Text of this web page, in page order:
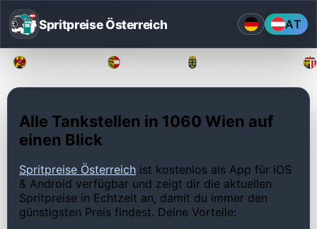
Spritpreise Österreich AT
Alle Tankstellen in 1060 Wien auf
einen Blick
Spritpreise Österreich ist kostenlos als App für iOS
& Android verfügbar und zeigt dir die aktuellen
Spritpreise in Echtzeit an, damit du immer den
günstigsten Preis findest. Deine Vorteile: